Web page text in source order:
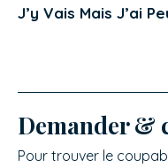
J’y Vais Mais J’ai
Demander &
Pour trouver le